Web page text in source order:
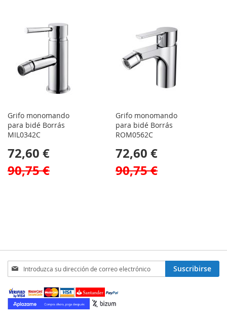
Grifo monomando
para bidé Borrás
MIL0342C
72,60 €
90,75 €
Grifo monomando
para bidé Borrás
ROM0562C
72,60 €
90,75 €
Inscríbase
a
nuestro
boletín
de
Suscribirse